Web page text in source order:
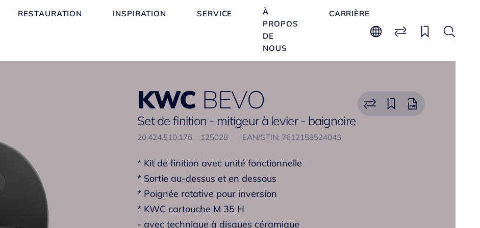
RESTAURATION INSPIRATION SERVICE
À
PROPOS
DE
NOUS
CARRIÈRE
KWC BEVO
Set de finition - mitigeur à levier - baignoire
20.424.510.176 125028 EAN/GTIN: 7612158524043
* Kit de finition avec unité fonctionnelle
* Sortie au-dessus et en dessous
* Poignée rotative pour inversion
* KWC cartouche M 35 H
- avec technique à disques céramique